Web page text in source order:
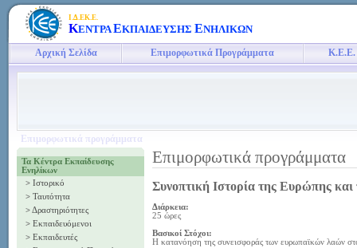
Ι.Δ.ΕΚ.Ε.
ΚΕΝΤΡΑΕΚΠΑΙΔΕΥΣΗΣ ΕΝΗΛΙΚΩΝ
Αρχική Σελίδα Επιμορφωτικά Προγράμματα Κ.Ε.Ε.
Επιμορφωτικά προγράμματα
Τα Κέντρα Εκπαίδευσης
Ενηλίκων
> Ιστορικό
> Ταυτότητα
>Δραστηριότητες
> Εκπαιδευόμενοι
> Εκπαιδευτές
Επιμορφωτικά προγράμματα
Συνοπτική Ιστορία της Ευρώπης
Διάρκεια:
25 ώρες
Βασικοί Στόχοι:
Η κατανόηση της συνεισφοράς των ευρωπαϊκών λαών